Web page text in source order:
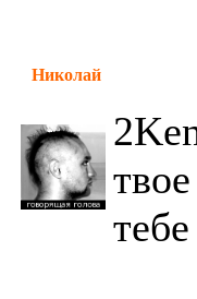
Николай